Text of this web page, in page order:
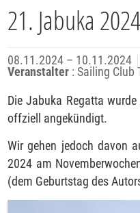
21. Jabuka 2024
08.11.2024 – 10.11.2024
Veranstalter : Sailing Club
Die Jabuka Regatta
offziell angekündigt.
Wir gehen jedoch davon
2024 am
(dem Geburtstag des